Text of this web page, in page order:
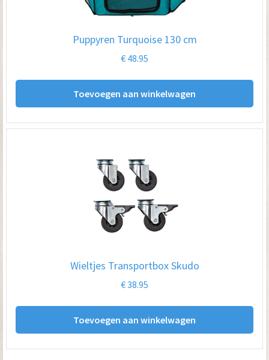
Puppyren Turquoise 130 cm
€ 48.95
Toevoegen aan winkelwagen
Wieltjes Transportbox Skudo
€38.95
Toevoegen aan winkelwagen